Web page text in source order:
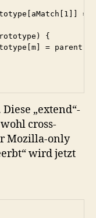
„extend“-
cross-
Mozilla-only
wird jetzt